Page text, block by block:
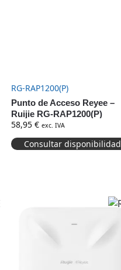
RG-RAP1200(P)
Punto de Acceso Reyee –
Ruijie RG-RAP1200(P)
58,95 € exc. IVA
Consultar disponibilidad